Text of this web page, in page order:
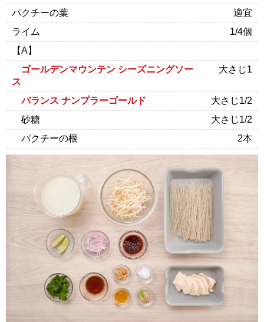
パクチーの葉
適宜
ライム
1/4個
【A】
ゴールデンマウンテン シーズニングソー
ス
大さじ1
バランス ナンプラーゴールド
大さじ1/2
砂糖
大さじ1/2
パクチーの根
2本